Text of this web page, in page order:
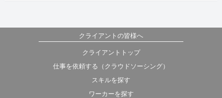
クライアントの皆様へ
クライアントトップ
仕事を依頼する（クラウドソーシング）
スキルを探す
ワーカーを探す